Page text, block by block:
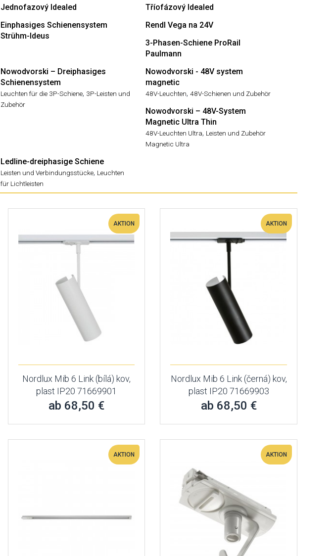
Jednofazový Idealed
Tříofázový Idealed
Einphasiges Schienensystem
Strühm-Ideus
Rendl Vega na 24V
3-Phasen-Schiene ProRail
Paulmann
Nowodvorski – Dreiphasiges
Schienensystem
Leuchten für die 3P-Schiene, 3P-Leisten und
Zubehör
Nowodvorski - 48V system
magnetic
48V-Leuchten, 48V-Schienen und Zubehör
Nowodvorski – 48V-System
Magnetic Ultra Thin
48V-Leuchten Ultra, Leisten und Zubehör
Magnetic Ultra
Ledline-dreiphasige Schiene
Leisten und Verbindungsstücke, Leuchten
für Lichtleisten
AKTION
Nordlux Mib 6 Link (bílá) kov,
plast IP20 71669901
ab 68,50 €
AKTION
Nordlux Mib 6 Link (černá) kov,
plast IP20 71669903
ab 68,50 €
AKTION AKTION